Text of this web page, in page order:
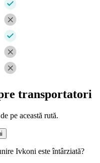
transportatori
pe această rută.
Ivkoni este întârziată?